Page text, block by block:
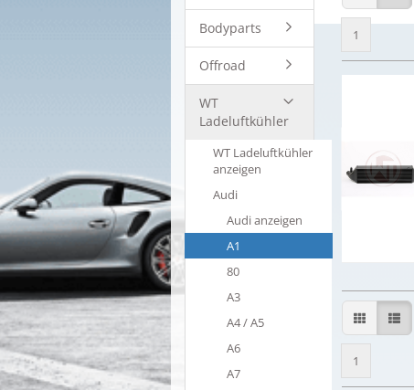
1
1
Bodyparts
Offroad
WT
Ladeluftkühler
WT Ladeluftkühler
anzeigen
Audi
Audi anzeigen
A1
80
A3
A4 / A5
A6
A7